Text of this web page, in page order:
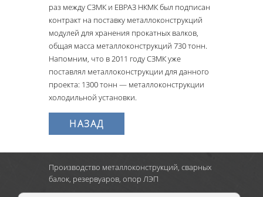
раз между СЗМК и ЕВРАЗ НКМК был подписан
контракт на поставку металлоконструкций
модулей для хранения прокатных валков,
общая масса металлоконструкций 730 тонн.
Напомним, что в 2011 году СЗМК уже
поставлял металлоконструкции для данного
проекта: 1300 тонн — металлоконструкции
холодильной установки.
НАЗАД
Производство металлоконструкций, сварных
балок, резервуаров, опор ЛЭП